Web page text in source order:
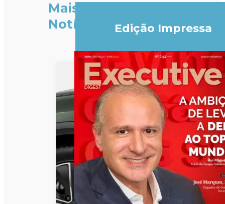
Mais
Notícias
Edição Impressa